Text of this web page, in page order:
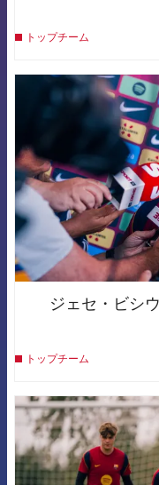
トップチーム
ジェセ・ビシ
トップチーム